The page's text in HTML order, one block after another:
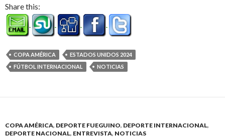
Share this:
COPA AMÉRICA
ESTADOS UNIDOS 2024
FÚTBOL INTERNACIONAL
NOTICIAS
COPA AMÉRICA, DEPORTE FUEGUINO, DEPORTE INTERNACIONAL,
DEPORTE NACIONAL, ENTREVISTA, NOTICIAS